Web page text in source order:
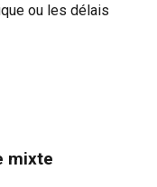
ou les délais
mixte